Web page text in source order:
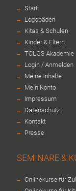
- Start
- Logopäden
- Kitas & Schulen
- Kinder & Eltern
- TOLGS Akademie
- Login / Anmelden
- Meine Inhalte
- Mein Konto
- Impressum
- Datenschutz
- Kontakt
- Presse
SEMINARE &
- Onlinekurse für